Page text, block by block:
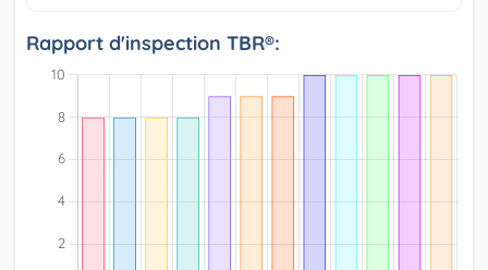
Rapport d'inspection TBR®: